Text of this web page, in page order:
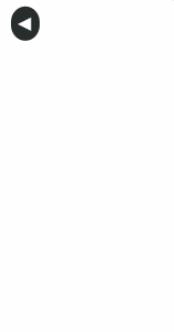
Anterior
◀︎